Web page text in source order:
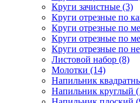
Круги зачистные (3)
Круги отрезные по
Круги отрезные по
Круги отрезные по
Круги отрезные по
Листовой набор (8)
Молотки (14)
Напильник
Напильник круглый